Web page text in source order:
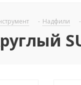
- Надфили -